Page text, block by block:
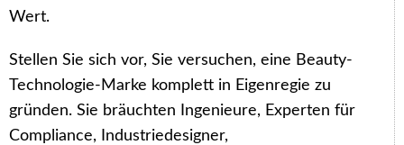
Wert.
Stellen Sie sich vor, Sie versuchen, eine Beauty-
Technologie-Marke komplett in Eigenregie zu
gründen. Sie bräuchten Ingenieure, Experten für
Compliance, Industriedesigner,